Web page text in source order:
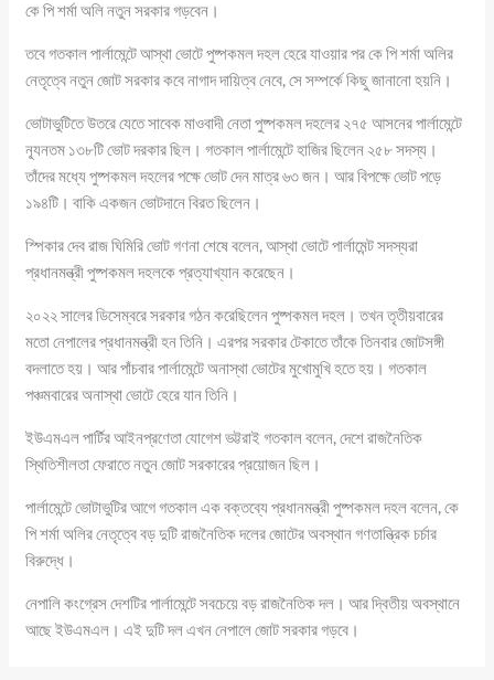
কে পি শর্মা অলি নতুন সরকার গড়বেন।
তবে গতকাল পার্লামেন্টে আস্থা ভোটে পুষ্পকমল দহল হেরে যাওয়ার পর কে পি শর্মা অলির
নেতৃত্বে নতুন জোট সরকার কবে নাগাদ দায়িত্ব নেবে, সে সম্পর্কে কিছু জানানো হয়নি।
ভোটাভুটিতে উতরে যেতে সাবেক মাওবাদী নেতা পুষ্পকমল দহলের ২৭৫ আসনের পার্লামেন্টে
ন্যূনতম ১৩৮টি ভোট দরকার ছিল। গতকাল পার্লামেন্টে হাজির ছিলেন ২৫৮ সদস্য।
তাঁদের মধ্যে পুষ্পকমল দহলের পক্ষে ভোট দেন মাত্র ৬৩ জন। আর বিপক্ষে ভোট পড়ে
১৯৪টি। বাকি একজন ভোটদানে বিরত ছিলেন।
স্পিকার দেব রাজ ঘিমিরি ভোট গণনা শেষে বলেন, আস্থা ভোটে পার্লামেন্ট সদস্যরা
প্রধানমন্ত্রী পুষ্পকমল দহলকে প্রত্যাখ্যান করেছেন।
২০২২ সালের ডিসেম্বরে সরকার গঠন করেছিলেন পুষ্পকমল দহল। তখন তৃতীয়বারের
মতো নেপালের প্রধানমন্ত্রী হন তিনি। এরপর সরকার টেকাতে তাঁকে তিনবার জোটসঙ্গী
বদলাতে হয়। আর পাঁচবার পার্লামেন্টে অনাস্থা ভোটের মুখোমুখি হতে হয়। গতকাল
পঞ্চমবারের অনাস্থা ভোটে হেরে যান তিনি।
ইউএমএল পার্টির আইনপ্রণেতা যোগেশ ভট্টরাই গতকাল বলেন, দেশে রাজনৈতিক
স্থিতিশীলতা ফেরাতে নতুন জোট সরকারের প্রয়োজন ছিল।
পার্লামেন্টে ভোটাভুটির আগে গতকাল এক বক্তব্যে প্রধানমন্ত্রী পুষ্পকমল দহল বলেন, কে
পি শর্মা অলির নেতৃত্বে বড় দুটি রাজনৈতিক দলের জোটের অবস্থান গণতান্ত্রিক চর্চার
বিরুদ্ধে।
নেপালি কংগ্রেস দেশটির পার্লামেন্টে সবচেয়ে বড় রাজনৈতিক দল। আর দ্বিতীয় অবস্থানে
আছে ইউএমএল। এই দুটি দল এখন নেপালে জোট সরকার গড়বে।